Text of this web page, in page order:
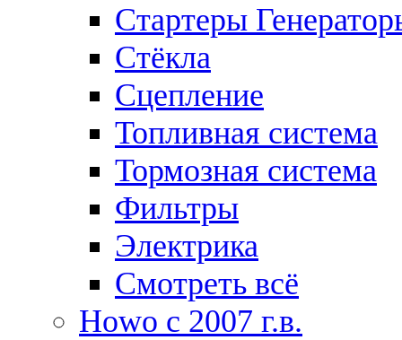
Стартеры
Стёкла
Сцепление
Топливная система
Тормозная система
Фильтры
Электрика
Смотреть всё
Howo c 2007 г.в.